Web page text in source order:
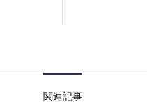
関連記事